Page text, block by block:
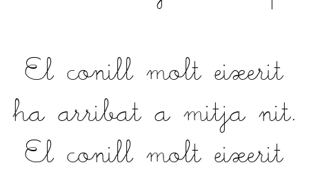
El conill molt eixerit
ha arribat a mitja nit.
El conill molt eixerit